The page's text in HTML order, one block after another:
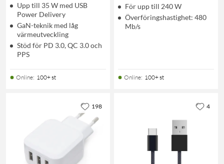
Upp till 35 W med USB
Power Delivery
GaN-teknik med låg
värmeutveckling
Stöd för PD 3.0, QC 3.0 och
PPS
Online: 100+ st
För upp till 240 W
Överföringshastighet: 480
Mb/s
Online: 100+ st
198 4